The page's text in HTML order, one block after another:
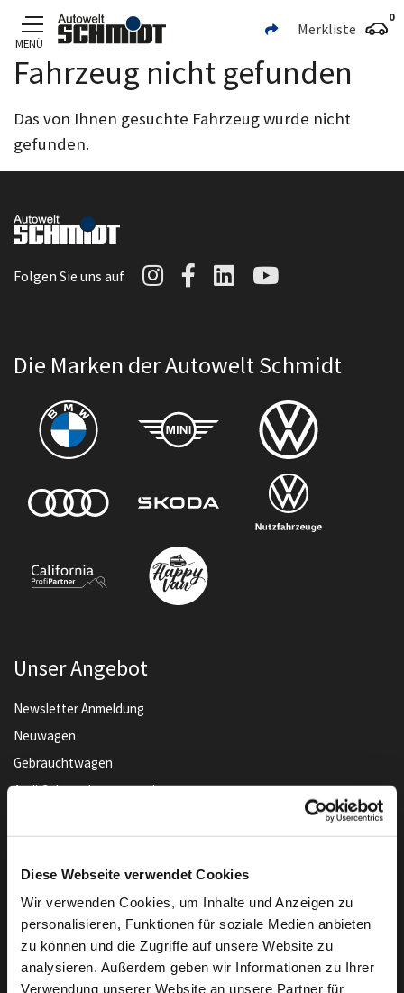
Diese Webseite verwendet Cookies
Wir verwenden Cookies, um Inhalte und Anzeigen zu
personalisieren, Funktionen für soziale Medien anbieten
zu können und die Zugriffe auf unsere Website zu
analysieren. Außerdem geben wir Informationen zu Ihrer
Verwendung unserer Website an unsere Partner für
Zum Hauptinhalt
MENÜ
Merkliste
0
Fahrzeug nicht gefunden
Das von Ihnen gesuchte Fahrzeug wurde nicht
gefunden.
Folgen Sie uns auf Autowelt Schmidt auf
Autowelt Schmidt
AutoweltAutowelt
Die Marken der Autowelt Schmidt
Unser Angebot
Newsletter Anmeldung
Neuwagen
Gebrauchtwagen
Audi Gebrauchtwagen :plus
Online-Terminbuchung
Für Geschäftskunden
Audi Business